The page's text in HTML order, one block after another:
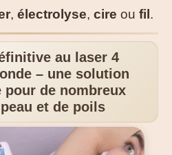
, électrolyse, cire ou fil .
au laser 4
– une solution
pour de nombreux
et de poils